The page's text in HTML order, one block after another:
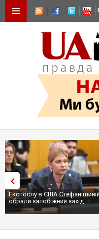
Експослу в США Стефанішиній
обрали запобіжний захід